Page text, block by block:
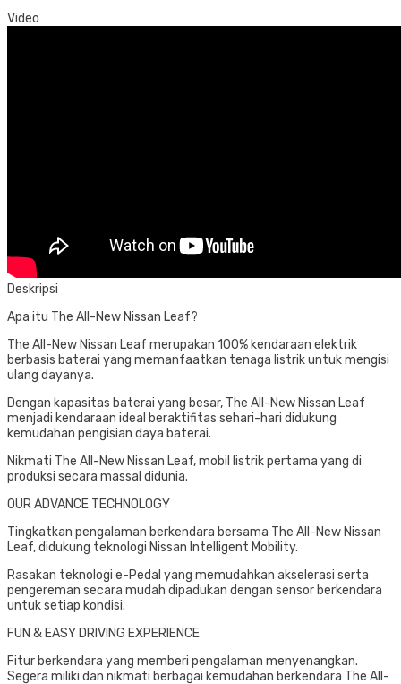
Video
Deskripsi
Apa itu The All-New Nissan Leaf?
The All-New Nissan Leaf merupakan 100% kendaraan elektrik
berbasis baterai yang memanfaatkan tenaga listrik untuk mengisi
ulang dayanya.
Dengan kapasitas baterai yang besar, The All-New Nissan Leaf
menjadi kendaraan ideal beraktifitas sehari-hari didukung
kemudahan pengisian daya baterai.
Nikmati The All-New Nissan Leaf, mobil listrik pertama yang di
produksi secara massal didunia.
OUR ADVANCE TECHNOLOGY
Tingkatkan pengalaman berkendara bersama The All-New Nissan
Leaf, didukung teknologi Nissan Intelligent Mobility.
Rasakan teknologi e-Pedal yang memudahkan akselerasi serta
pengereman secara mudah dipadukan dengan sensor berkendara
untuk setiap kondisi.
FUN & EASY DRIVING EXPERIENCE
Fitur berkendara yang memberi pengalaman menyenangkan.
Segera miliki dan nikmati berbagai kemudahan berkendara The All-